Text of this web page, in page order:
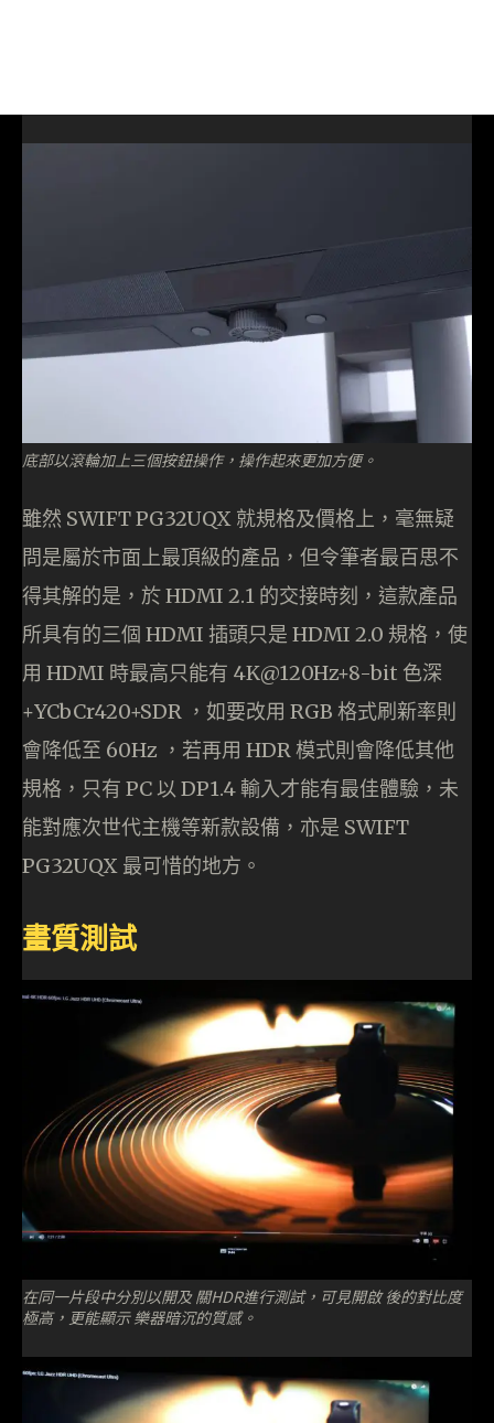
底部以滾輪加上三個按鈕操作，操作起來更加方便。
雖然 SWIFT PG32UQX 就規格及價格上，毫無疑
問是屬於市面上最頂級的產品，但令筆者最百思不
得其解的是，於 HDMI 2.1 的交接時刻，這款產品
所具有的三個 HDMI 插頭只是 HDMI 2.0 規格，使
用 HDMI 時最高只能有 4K@120Hz+8-bit 色深
+YCbCr420+SDR ，如要改用 RGB 格式刷新率則
會降低至 60Hz ，若再用 HDR 模式則會降低其他
規格，只有 PC 以 DP1.4 輸入才能有最佳體驗，未
能對應次世代主機等新款設備，亦是 SWIFT
PG32UQX 最可惜的地方。
畫質測試
在同一片段中分別以開及 關HDR進行測試，可見開啟 後的對比度
極高，更能顯示 樂器暗沉的質感。